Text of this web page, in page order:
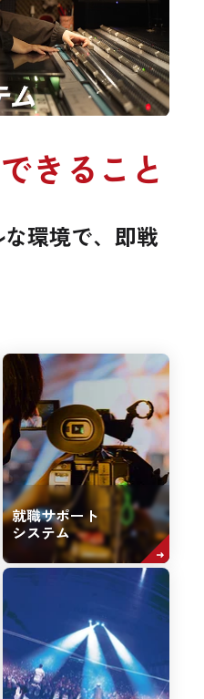
きること
環境で、即戦
就職サポート
システム